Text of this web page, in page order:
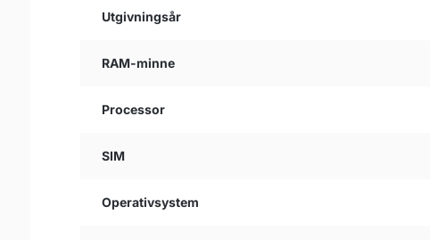
Utgivningsår
RAM-minne
Processor
SIM
Operativsystem